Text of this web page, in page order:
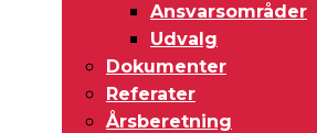
Ansvarsområder
Udvalg
Dokumenter
Referater
Årsberetning